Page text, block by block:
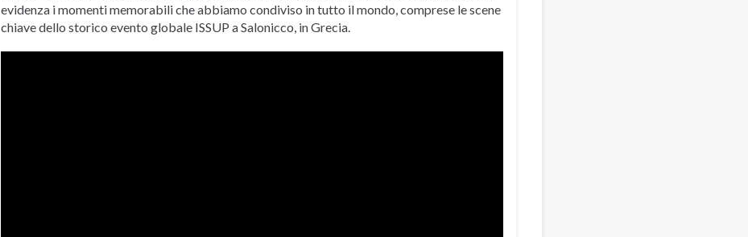
evidenza i momenti memorabili che abbiamo condiviso in tutto il mondo, comprese le scene
chiave dello storico evento globale ISSUP a Salonicco, in Grecia.